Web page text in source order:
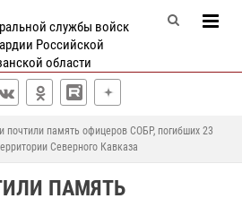
службы войск
Российской
области
почтили память офицеров СОБР, погибших 23
Северного Кавказа
ПАМЯТЬ